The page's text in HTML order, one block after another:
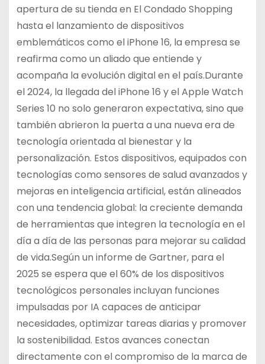
apertura de su tienda en El Condado Shopping
hasta el lanzamiento de dispositivos
emblemáticos como el iPhone 16, la empresa se
reafirma como un aliado que entiende y
acompaña la evolución digital en el país.Durante
el 2024, la llegada del iPhone 16 y el Apple Watch
Series 10 no solo generaron expectativa, sino que
también abrieron la puerta a una nueva era de
tecnología orientada al bienestar y la
personalización. Estos dispositivos, equipados con
tecnologías como sensores de salud avanzados y
mejoras en inteligencia artificial, están alineados
con una tendencia global: la creciente demanda
de herramientas que integren la tecnología en el
día a día de las personas para mejorar su calidad
de vida.Según un informe de Gartner, para el
2025 se espera que el 60% de los dispositivos
tecnológicos personales incluyan funciones
impulsadas por IA capaces de anticipar
necesidades, optimizar tareas diarias y promover
la sostenibilidad. Estos avances conectan
directamente con el compromiso de la marca de